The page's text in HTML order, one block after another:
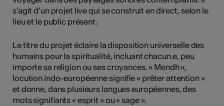
s’agit d’un projet live qui se construit en direct, selon le
lieu et le public présent.
Le titre du projet éclaire la disposition universelle des
humains pour la spiritualité, incluant chacun.e, peu
importe sa religion ou ses croyances. « Mendh »,
locution indo-européenne signifie « prêter attention »
et donne, dans plusieurs langues européennes, des
mots signifiants « esprit » ou « sage ».